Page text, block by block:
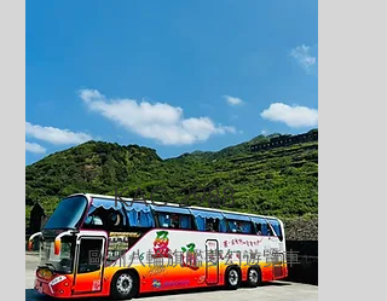
KAC-2988
.歐洲八輪旗艦夢幻遊覽車